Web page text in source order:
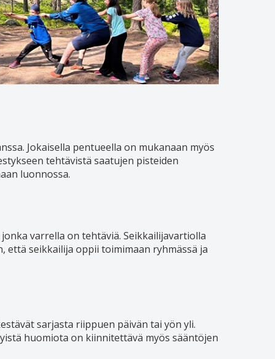
Jokaisella pentueella on mukanaan myös
tehtävistä saatujen pisteiden
luonnossa.
varrella on tehtäviä. Seikkailijavartiolla
että seikkailija oppii toimimaan ryhmässä ja
sarjasta riippuen päivän tai yön yli.
huomiota on kiinnitettävä myös sääntöjen